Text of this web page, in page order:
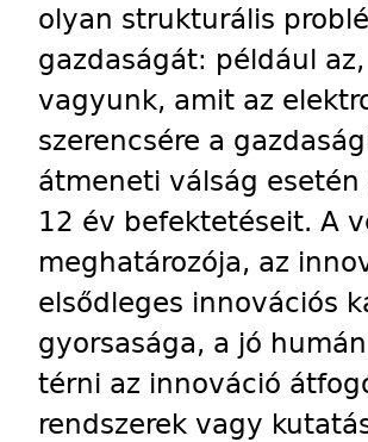
olyan strukturális
gazdaságát: például
vagyunk, amit az
szerencsére a
átmeneti válság
12 év befektetéseit. A
meghatározója, az
elsődleges innovációs
gyorsasága, a jó
térni az innováció
rendszerek vagy